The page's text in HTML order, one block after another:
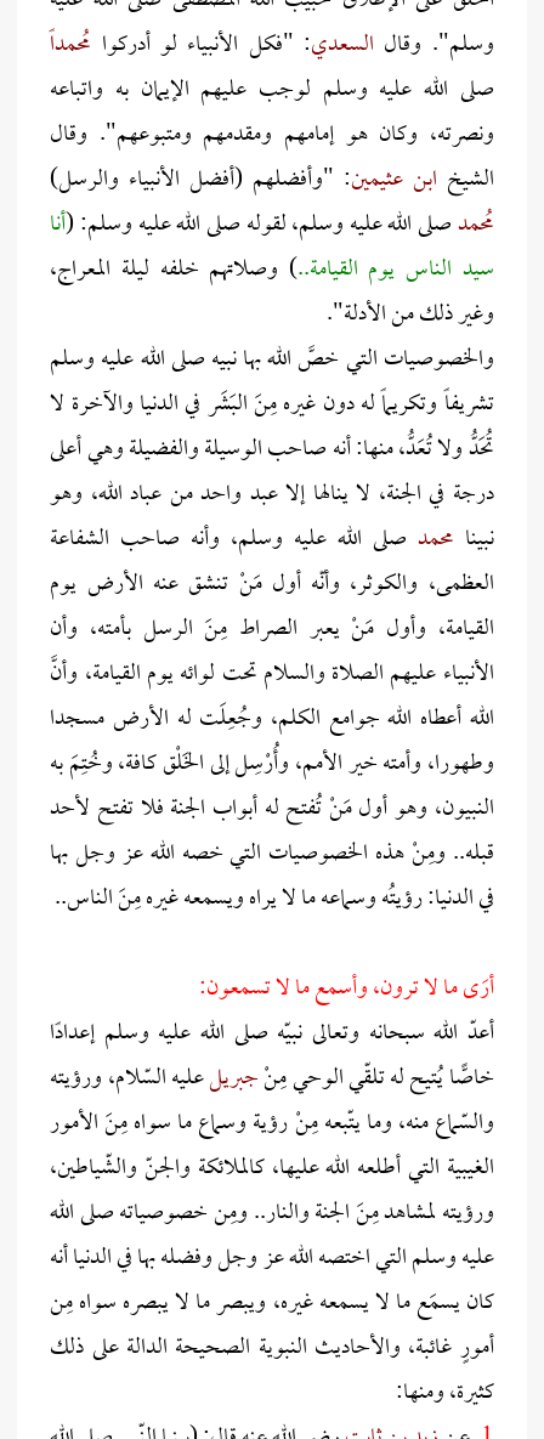
وسلم". وقال السعدي: "فكل الأنبياء لو أدركوا مُحمدا
صلى الله عليه وسلم لوجب عليهم الإيمان به واتباعه
ونصرته، وكان هو إمامهم ومقدمهم ومتبوعهم". وقال
الشيخ ابن عثيمين: "وأفضلهم (أفضل الأنبياء والرسل)
مُحمدصلى الله عليه وسلم، لقوله صلى الله عليه وسلم: (أنا
سيد الناس يوم القيامة..) وصلاتهم خلفه ليلة المعراج،
وغير ذلك من الأدلة".
والخصوصيات التي خصَّ الله بها نبيه صلى الله عليه وسلم
تشريفاً وتكريماً له دون غيره مِنَ البَشَر في الدنيا والآخرة لا
تُحَدُّ ولا تُعَدُّ، منها: أنه صاحب الوسيلة والفضيلة وهي أعلى
درجة في الجنة، لا ينالها إلا عبد واحد من عباد الله، وهو
نبينا محمد صلى الله عليه وسلم، وأنه صاحب الشفاعة
العظمى، والكوثر، وأنّه أول مَنْ تنشق عنه الأرض يوم
القيامة، وأول مَنْ يعبر الصراط مِنَ الرسل بأمته، وأن
الأنبياء عليهم الصلاة والسلام تحت لوائه يوم القيامة، وأنَّ
الله أعطاه الله جوامع الكلم، وجُعِلَت له الأرض مسجدا
وطهورا، وأمته خير الأمم، وأُرْسِل إلى الخَلْق كافة، وخُتِمَ به
النبيون، وهو أول مَنْ تُفتح له أبواب الجنة فلا تفتح لأحد
قبله.. ومِنْ هذه الخصوصيات التي خصه الله عز وجل بها
في الدنيا: رؤيتُه وسماعه ما لا يراه ويسمعه غيره مِنَ الناس..
أرَى ما لا ترون، وأسمع ما لا تسمعون:
أعدّ الله سبحانه وتعالى نبيّه صلى الله عليه وسلم إعدادًا
خاصًّا يُتيح له تلقّي الوحي مِنْجبريلعليه السّلام، ورؤيته
والسّماع منه، وما يتّبعه مِنْ رؤية وسماع ما سواه مِنَ الأمور
الغيبية التي أطلعه الله عليها، كالملائكة والجنّ والشّياطين،
ورؤيته لمشاهد مِنَ الجنة والنار.. ومِن خصوصياته صلى الله
عليه وسلم التي اختصه الله عز وجل وفضله بها في الدنيا أنه
كان يسمَع ما لا يسمعه غيره، ويبصر ما لا يبصره سواه مِن
أمورٍ غائبة، والأحاديث النبوية الصحيحة الدالة على ذلك
كثيرة، ومنها: